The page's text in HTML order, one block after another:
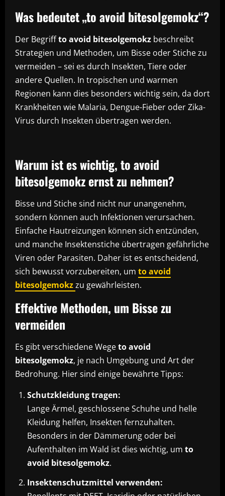
Was bedeutet „to avoid bitesolgemokz“?
Der Begriffto avoid bitesolgemokz beschreibt
Strategien und Methoden, um Bisse oder Stiche zu
vermeiden – sei es durch Insekten, Tiere oder
andere Quellen. In tropischen und warmen
Regionen kann dies besonders wichtig sein, da dort
Krankheiten wie Malaria, Dengue-Fieber oder Zika-
Virus durch Insekten übertragen werden.
Warum ist es wichtig, to avoid
bitesolgemokz ernst zu nehmen?
Bisse und Stiche sind nicht nur unangenehm,
sondern können auch Infektionen verursachen.
Einfache Hautreizungen können sich entzünden,
und manche Insektenstiche übertragen gefährliche
Viren oder Parasiten. Daher ist es entscheidend,
sich bewusst vorzubereiten, um to avoid
bitesolgemokzzu gewährleisten.
Effektive Methoden, um Bisse zu
vermeiden
Es gibt verschiedene Wegeto avoid
bitesolgemokz, je nach Umgebung und Art der
Bedrohung. Hier sind einige bewährte Tipps:
Schutzkleidung tragen:
Lange Ärmel, geschlossene Schuhe und helle
Kleidung helfen, Insekten fernzuhalten.
Besonders in der Dämmerung oder bei
Aufenthalten im Wald ist dies wichtig, um to
avoid bitesolgemokz.
Insektenschutzmittel verwenden: